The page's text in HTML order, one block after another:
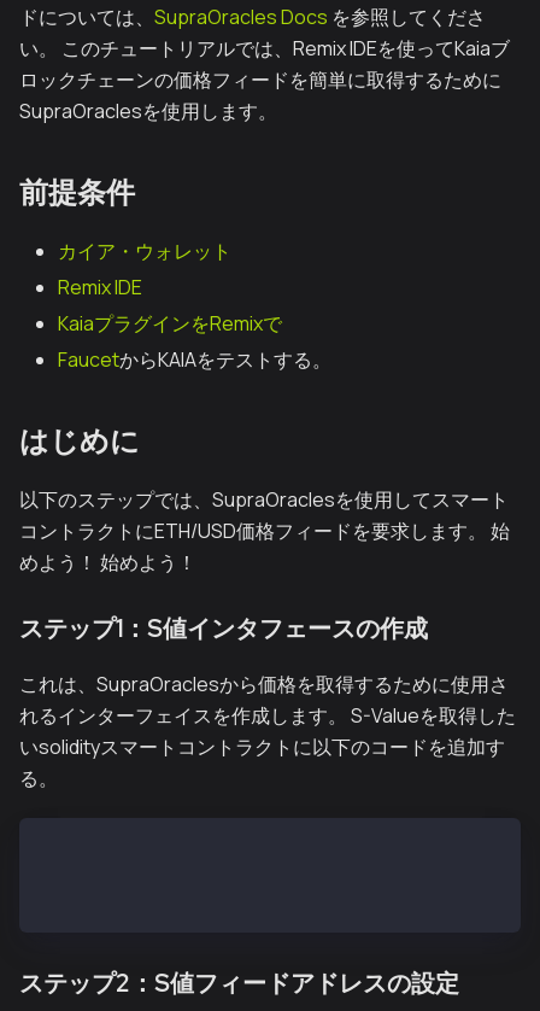
ドについては、 SupraOracles Docs を参照してくださ
い。 このチュートリアルでは、Remix IDEを使ってKaiaブ
ロックチェーンの価格フィードを簡単に取得するために
SupraOraclesを使用します。
前提条件
カイア・ウォレット
Remix IDE
KaiaプラグインをRemixで
FaucetからKAIAをテストする。
はじめに
以下のステップでは、SupraOraclesを使用してスマート
コントラクトにETH/USD価格フィードを要求します。 始
めよう！ 始めよう！
ステップ1：S値インタフェースの作成
これは、SupraOraclesから価格を取得するために使用さ
れるインターフェイスを作成します。 S-Valueを取得した
いsolidityスマートコントラクトに以下のコードを追加す
る。
ステップ2：S値フィードアドレスの設定